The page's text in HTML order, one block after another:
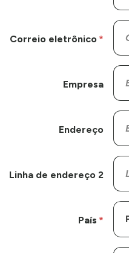
Correio eletrônico
Empresa
Endereço
Linha de endereço 2
País